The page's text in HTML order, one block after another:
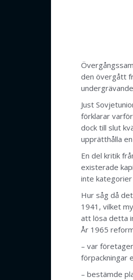
den övergått
Just
förklarar
dock till slut
upprätthålla
En del kritik
existerade
inte
Hur såg då
1941, vilket
att lösa detta
År 1965
– var
förpackningar
– bestämde